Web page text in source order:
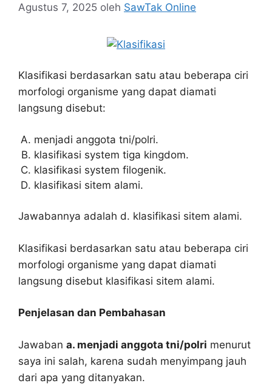
Agustus 7, 2025 oleh SawTak Online
Klasifikasi berdasarkan satu atau beberapa ciri
morfologi organisme yang dapat diamati
langsung disebut:
menjadi anggota tni/polri.
klasifikasi system tiga kingdom.
klasifikasi system filogenik.
klasifikasi sitem alami.
Jawabannya adalah d. klasifikasi sitem alami.
Klasifikasi berdasarkan satu atau beberapa ciri
morfologi organisme yang dapat diamati
langsung disebut klasifikasi sitem alami.
Penjelasan dan Pembahasan
Jawaban a. menjadi anggota tni/polri menurut
saya ini salah, karena sudah menyimpang jauh
dari apa yang ditanyakan.